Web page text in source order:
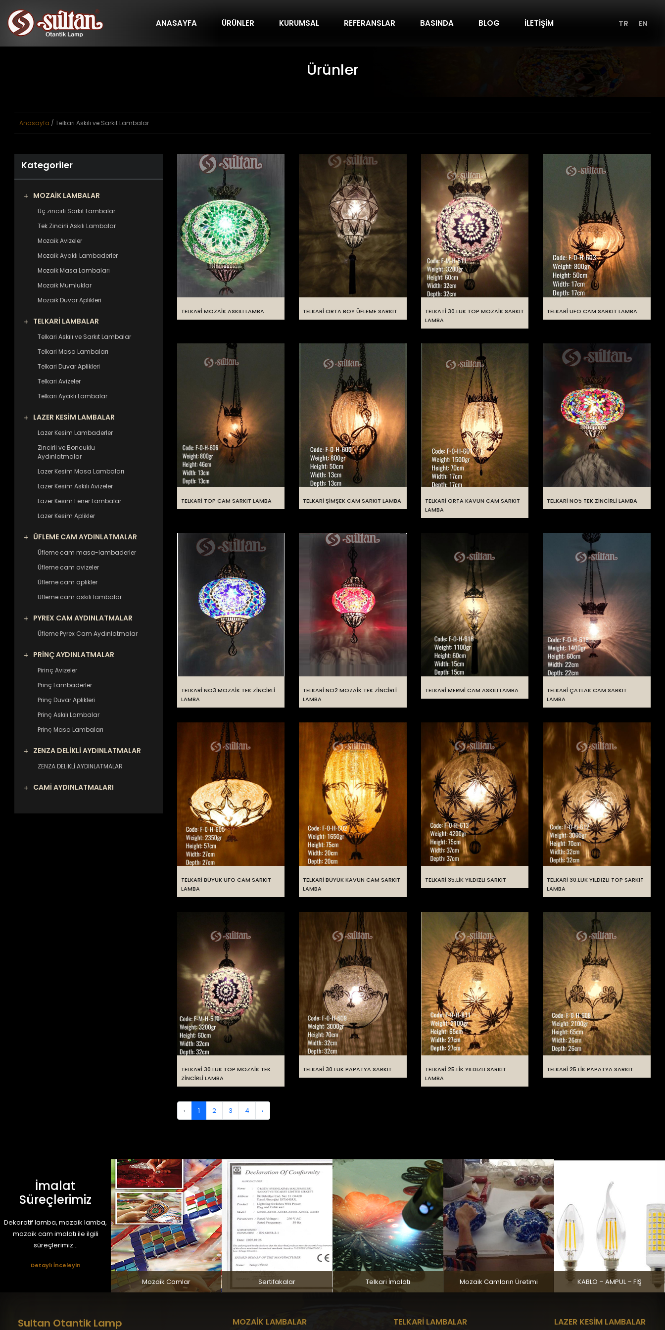
ANASAYFA ÜRÜNLER KURUMSAL REFERANSLAR BASINDA BLOG İLETİŞİM TR EN
Ürünler
Anasayfa / Telkari Askılı ve Sarkıt Lambalar
Kategoriler
MOZAİK LAMBALAR
Üç zincirli Sarkıt Lambalar
Tek Zincirli Askılı Lambalar
Mozaik Avizeler
Mozaik Ayaklı Lambaderler
Mozaik Masa Lambaları
Mozaik Mumluklar
Mozaik Duvar Aplikleri
TELKARİ LAMBALAR
Telkari Askılı ve Sarkıt Lambalar
Telkari Masa Lambaları
Telkari Duvar Aplikleri
Telkari Avizeler
Telkari Ayaklı Lambalar
LAZER KESİM LAMBALAR
Lazer Kesim Lambaderler
Zincirli ve Boncuklu
Aydınlatmalar
Lazer Kesim Masa Lambaları
Lazer Kesim Askılı Avizeler
Lazer Kesim Fener Lambalar
Lazer Kesim Aplikler
ÜFLEME CAM AYDINLATMALAR
Üfleme cam masa-lambaderler
Üfleme cam avizeler
Üfleme cam aplikler
Üfleme cam askılı lambalar
PYREX CAM AYDINLATMALAR
Üfleme Pyrex Cam Aydınlatmalar
PRİNÇ AYDINLATMALAR
Pirinç Avizeler
Prinç Lambaderler
Prinç Duvar Aplikleri
Prinç Askılı Lambalar
Prinç Masa Lambaları
ZENZA DELİKLİ AYDINLATMALAR
ZENZA DELİKLİ AYDINLATMALAR
CAMİ AYDINLATMALARI
TELKARİ MOZAİK ASKILI LAMBA TELKARİ ORTA BOY ÜFLEME SARKIT
TELKATİ 30.LUK TOP MOZAİK SARKIT
LAMBA
TELKARİ UFO CAM SARKIT LAMBA
TELKARİ TOP CAM SARKIT LAMBA TELKARİ ŞİMŞEK CAM SARKIT LAMBA
TELKARİ ORTA KAVUN CAM SARKIT
LAMBA
TELKARİ NO5 TEK ZİNCİRLİ LAMBA
TELKARİ NO3 MOZAİK TEK ZİNCİRLİ
LAMBA
TELKARİ NO2 MOZAİK TEK ZİNCİRLİ
LAMBA
TELKARİ MERMİ CAM ASKILI LAMBA
TELKARİ ÇATLAK CAM SARKIT
LAMBA
TELKARİ BÜYÜK UFO CAM SARKIT
LAMBA
TELKARİ BÜYÜK KAVUN CAM SARKIT
LAMBA
TELKARİ 35.LİK YILDIZLI SARKIT
TELKARİ 30.LUK YILDIZLI TOP SARKIT
LAMBA
TELKARİ 30.LUK TOP MOZAİK TEK
ZİNCİRLİ LAMBA
TELKARİ 30.LUK PAPATYA SARKIT
TELKARİ 25.LİK YILDIZLI SARKIT
LAMBA
TELKARİ 25.LİK PAPATYA SARKIT
‹ 1 2 3 4 ›
İmalat
Süreçlerimiz
Dekoratif lamba, mozaik lamba,
mozaik cam imalatı ile ilgili
süreçlerimiz...
Detaylı İnceleyin
Mozaik Camlar Sertifakalar Telkari İmalatı Mozaik Camların Üretimi KABLO – AMPUL – FİŞ
Sultan Otantik Lamp MOZAİK LAMBALAR TELKARİ LAMBALAR LAZER KESİM LAMBALAR